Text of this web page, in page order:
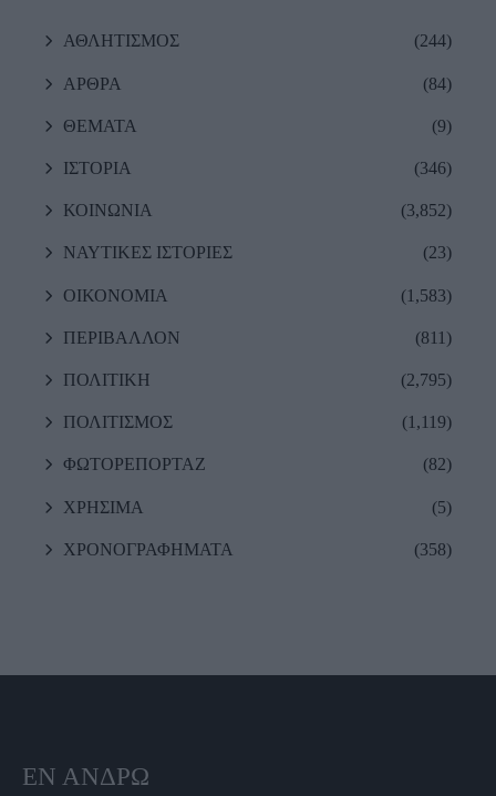
ΑΘΛΗΤΙΣΜΟΣ (244)
ΑΡΘΡΑ (84)
ΘΕΜΑΤΑ (9)
ΙΣΤΟΡΙΑ (346)
ΚΟΙΝΩΝΙΑ (3,852)
ΝΑΥΤΙΚΕΣ ΙΣΤΟΡΙΕΣ (23)
ΟΙΚΟΝΟΜΙΑ (1,583)
ΠΕΡΙΒΑΛΛΟΝ (811)
ΠΟΛΙΤΙΚΗ (2,795)
ΠΟΛΙΤΙΣΜΟΣ (1,119)
ΦΩΤΟΡΕΠΟΡΤΑΖ (82)
ΧΡΗΣΙΜΑ (5)
ΧΡΟΝΟΓΡΑΦΗΜΑΤΑ (358)
ΕΝ ΆΝΔΡΩ